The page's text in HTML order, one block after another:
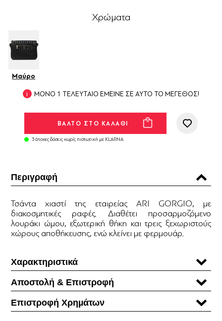
Χρώματα
Μαύρο
ΜΟΝΟ 1 ΤΕΛΕΥΤΑΙΟ ΕΜΕΙΝΕ ΣΕ ΑΥΤΟ ΤΟ ΜΕΓΕΘΟΣ!
3 άτοκες δόσεις χωρίς πιστωτική με KLARNA
Περιγραφή
Τσάντα χιαστί της εταιρείας ARI GORGIO, με
διακοσμητικές ραφές. Διαθέτει προσαρμοζόμενο
λουράκι ώμου, εξωτερική θήκη και τρεις ξεχωριστούς
χώρους αποθήκευσης, ενώ κλείνει με φερμουάρ.
Χαρακτηριστικά
Αποστολή & Επιστροφή
Επιστροφή Χρηµάτων